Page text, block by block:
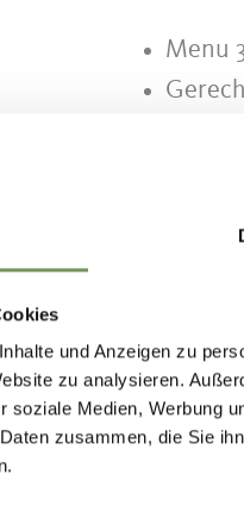
und Anzeigen zu
zu analysieren.
soziale Medien, Werbung
zusammen, die Sie
Menu
NUTTIG